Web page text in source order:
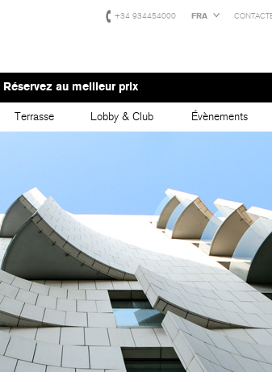
+34 934454000 FRA
Réservez au meilleur prix
Terrasse Lobby & Club Évènements